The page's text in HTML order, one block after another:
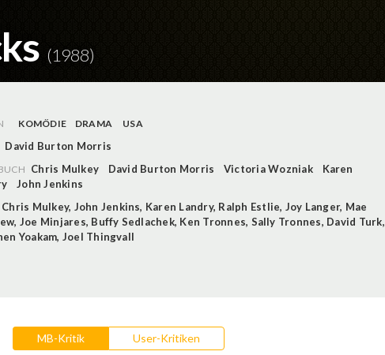
(1988)
KOMÖDIE DRAMA
USA
David Burton Morris
Chris Mulkey David Burton Morris Victoria Wozniak
Karen
John Jenkins
Chris Mulkey, John Jenkins, Karen Landry, Ralph Estlie, Joy Langer, Mae
, Joe Minjares, Buffy Sedlachek, Ken Tronnes, Sally Tronnes, David Turk,
Yoakam, Joel Thingvall
MB-Kritik User-Kritiken